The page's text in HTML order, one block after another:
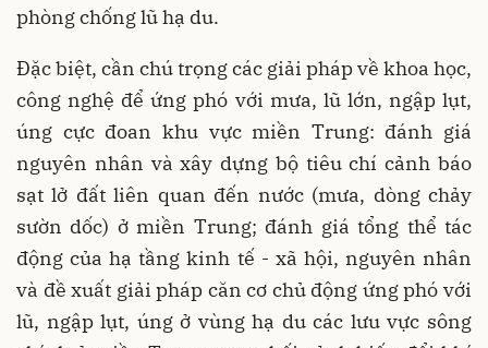
phòng chống lũ hạ du.
Đặc biệt, cần chú trọng các giải pháp về khoa học,
công nghệ để ứng phó với mưa, lũ lớn, ngập lụt,
úng cực đoan khu vực miền Trung: đánh giá
nguyên nhân và xây dựng bộ tiêu chí cảnh báo
sạt lở đất liên quan đến nước (mưa, dòng chảy
sườn dốc) ở miền Trung; đánh giá tổng thể tác
động của hạ tầng kinh tế - xã hội, nguyên nhân
và đề xuất giải pháp căn cơ chủ động ứng phó với
lũ, ngập lụt, úng ở vùng hạ du các lưu vực sông